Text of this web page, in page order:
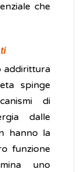
che
addirittura
spinge
di
dalle
hanno la
funzione
uno